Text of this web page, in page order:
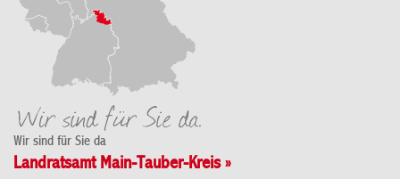
Wir sind für Sie da
Landratsamt Main-Tauber-Kreis »